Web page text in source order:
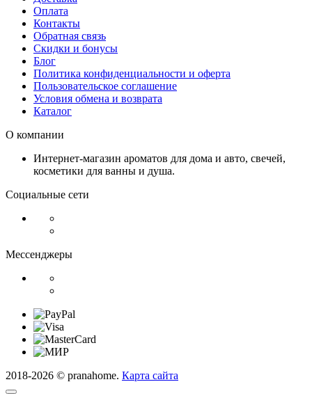
Оплата
Контакты
Обратная связь
Скидки и бонусы
Блог
Политика конфиденциальности и оферта
Пользовательское соглашение
Условия обмена и возврата
Каталог
О компании
Интернет-магазин ароматов для дома и авто, свечей,
косметики для ванны и душа.
Социальные сети
Мессенджеры
2018-2026 © pranahome. Карта сайта